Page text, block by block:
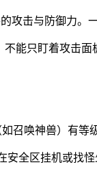
攻击与防御力。
能只盯着攻击面
召唤神兽）有等
全区挂机或找怪